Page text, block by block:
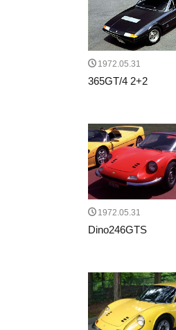
1972.05.31
365GT/4 2+2
1972.05.31
Dino246GTS